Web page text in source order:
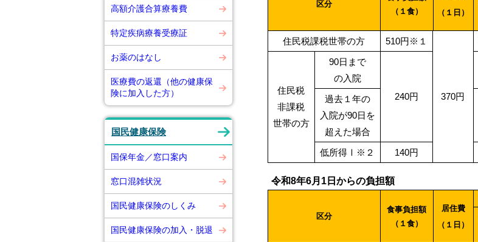
高額介護合算療養費
特定疾病療養受療証
お薬のはなし
医療費の返還（他の健康保
険に加入した方）
国民健康保険
国保年金／窓口案内
窓口混雑状況
国民健康保険のしくみ
国民健康保険の加入・脱退
区分
（１食）
（１日）
住民税課税世帯の方 510円※１
370円
住民税
非課税
世帯の方
90日まで
の入院
240円
過去１年の
入院が90日を
超えた場合
低所得Ⅰ※２ 140円
令和8年6月1日からの負担額
区分
食事負担額
（１食）
居住費
（１日）